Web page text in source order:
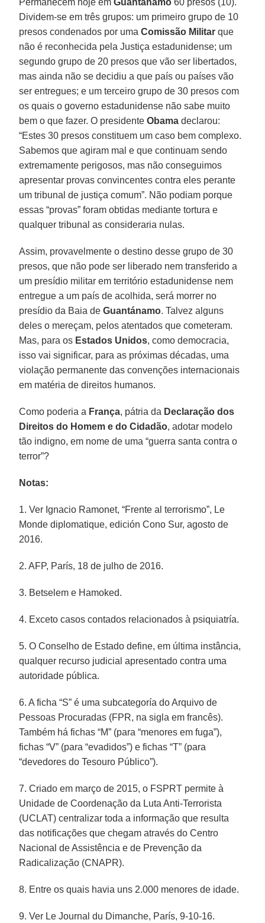
Dividem-se em três grupos: um primeiro grupo de 10
presos condenados por umaComissão Militar que
não é reconhecida pela Justiça estadunidense; um
segundo grupo de 20 presos que vão ser libertados,
mas ainda não se decidiu a que país ou países vão
ser entregues; e um terceiro grupo de 30 presos com
os quais o governo estadunidense não sabe muito
bem o que fazer. O presidenteObama declarou:
“Estes 30 presos constituem um caso bem complexo.
Sabemos que agiram mal e que continuam sendo
extremamente perigosos, mas não conseguimos
apresentar provas convincentes contra eles perante
um tribunal de justiça comum”. Não podiam porque
essas “provas” foram obtidas mediante tortura e
qualquer tribunal as consideraria nulas.
Assim, provavelmente o destino desse grupo de 30
presos, que não pode ser liberado nem transferido a
um presídio militar em território estadunidense nem
entregue a um país de acolhida, será morrer no
presídio da Baia deGuantánamo. Talvez alguns
deles o mereçam, pelos atentados que cometeram.
Mas, para os Estados Unidos, como democracia,
isso vai significar, para as próximas décadas, uma
violação permanente das convenções internacionais
em matéria de direitos humanos.
Como poderia a França, pátria da Declaração dos
Direitos do Homem e do Cidadão, adotar modelo
tão indigno, em nome de uma “guerra santa contra o
terror”?
Notas:
1. Ver Ignacio Ramonet, “Frente al terrorismo”, Le
Monde diplomatique, edición Cono Sur, agosto de
2016.
2. AFP, París, 18 de julho de 2016.
3. Betselem e Hamoked.
4. Exceto casos contados relacionados à psiquiatría.
5. O Conselho de Estado define, em última instância,
qualquer recurso judicial apresentado contra uma
autoridade pública.
6. A ficha “S” é uma subcategoría do Arquivo de
Pessoas Procuradas (FPR, na sigla em francês).
Também há fichas “M” (para “menores em fuga”),
fichas “V” (para “evadidos”) e fichas “T” (para
“devedores do Tesouro Público”).
7. Criado em março de 2015, o FSPRT permite à
Unidade de Coordenação da Luta Anti-Terrorista
(UCLAT) centralizar toda a informação que resulta
das notificações que chegam através do Centro
Nacional de Assistência e de Prevenção da
Radicalização (CNAPR).
8. Entre os quais havia uns 2.000 menores de idade.
9. Ver Le Journal du Dimanche, París, 9-10-16.